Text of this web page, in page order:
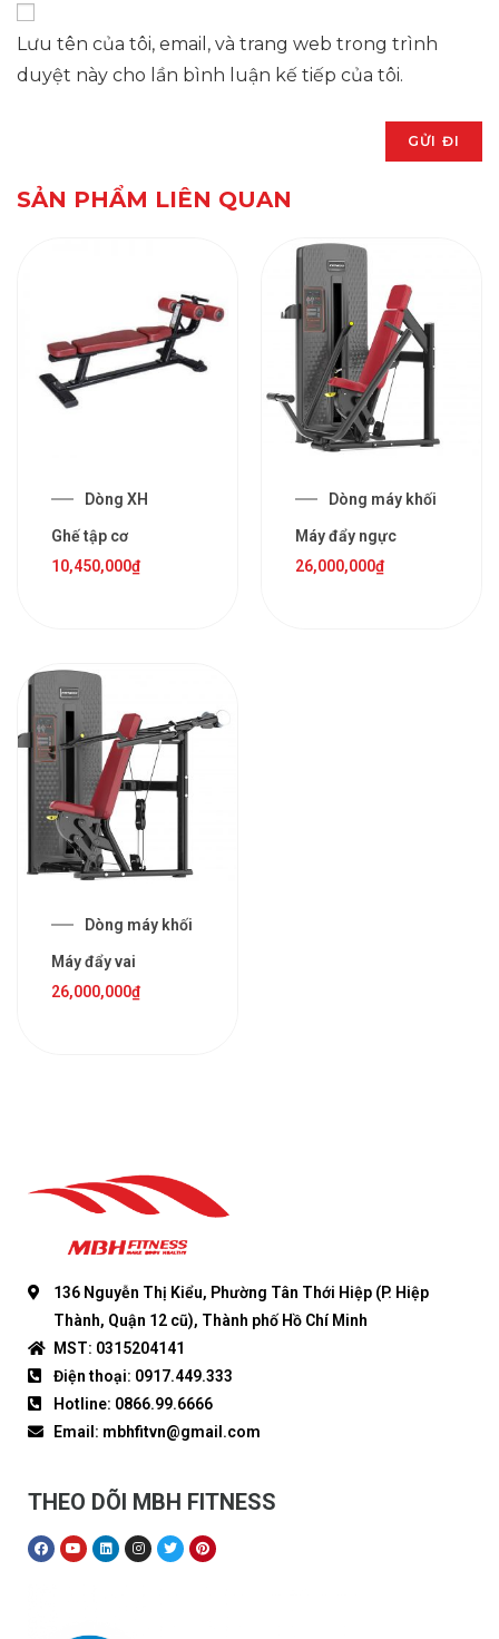
Lưu tên của tôi, email, và trang web trong trình
duyệt này cho lần bình luận kế tiếp của tôi.
SẢN PHẨM LIÊN QUAN
Dòng XH
Ghế tập cơ
10,450,000₫
Dòng máy khối
Máy đẩy ngực
26,000,000₫
Dòng máy khối
Máy đẩy vai
26,000,000₫
136 Nguyễn Thị Kiểu, Phường Tân Thới Hiệp (P. Hiệp
Thành, Quận 12 cũ), Thành phố Hồ Chí Minh
MST: 0315204141
Điện thoại: 0917.449.333
Hotline: 0866.99.6666
Email: mbhfitvn@gmail.com
THEO DÕI MBH FITNESS